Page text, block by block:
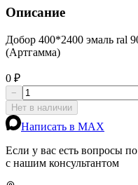
Описание
Добор 400*2400 эмаль ral
(Артгамма)
0 ₽
−
Нет в наличии
Написать в MAX
Если у вас есть вопросы
с нашим консультантом